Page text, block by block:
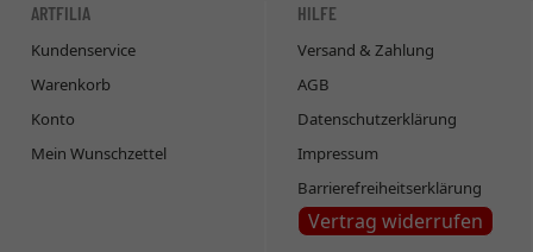
ARTFILIA
Kundenservice
Warenkorb
Konto
Mein Wunschzettel
HILFE
Versand & Zahlung
AGB
Datenschutzerklärung
Impressum
Barrierefreiheitserklärung
Vertrag widerrufen